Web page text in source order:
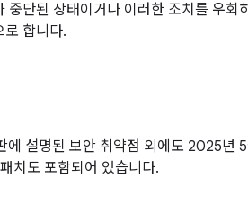
중단된 상태이거나 이러한 조치를 우회
로 합니다.
설명된 보안 취약점 외에도 2025년
치도 포함되어 있습니다.